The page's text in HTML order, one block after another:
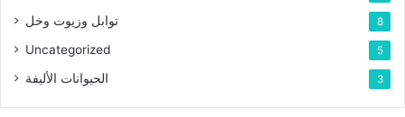
توابل وزيوت وخل 8
Uncategorized 5
الحيوانات الأليفة 3